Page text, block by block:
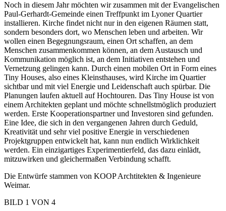
Noch in diesem Jahr möchten wir zusammen mit der Evangelischen
Paul-Gerhardt-Gemeinde einen Treffpunkt im Lyoner Quartier
installieren. Kirche findet nicht nur in den eigenen Räumen statt,
sondern besonders dort, wo Menschen leben und arbeiten. Wir
wollen einen Begegnungsraum, einen Ort schaffen, an dem
Menschen zusammenkommen können, an dem Austausch und
Kommunikation möglich ist, an dem Initiativen entstehen und
Vernetzung gelingen kann. Durch einen mobilen Ort in Form eines
Tiny Houses, also eines Kleinsthauses, wird Kirche im Quartier
sichtbar und mit viel Energie und Leidenschaft auch spürbar. Die
Planungen laufen aktuell auf Hochtouren. Das Tiny House ist von
einem Architekten geplant und möchte schnellstmöglich produziert
werden. Erste Kooperationspartner und Investoren sind gefunden.
Eine Idee, die sich in den vergangenen Jahren durch Geduld,
Kreativität und sehr viel positive Energie in verschiedenen
Projektgruppen entwickelt hat, kann nun endlich Wirklichkeit
werden. Ein einzigartiges Experimentierfeld, das dazu einlädt,
mitzuwirken und gleichermaßen Verbindung schafft.
Die Entwürfe stammen von KOOP Archtitekten & Ingenieure
Weimar.
BILD 1 VON 4